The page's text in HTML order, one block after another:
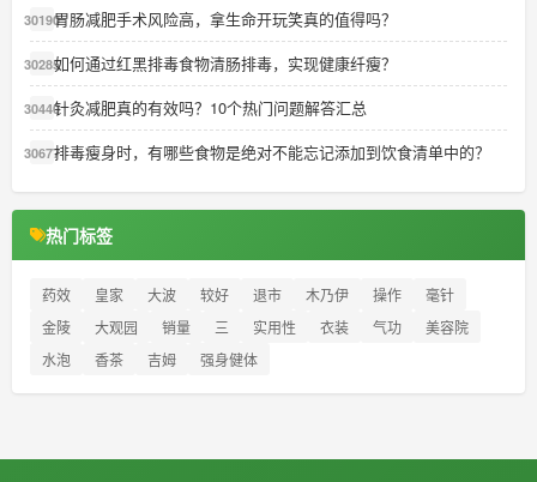
30190胃肠减肥手术风险高，拿生命开玩笑真的值得吗？
30285如何通过红黑排毒食物清肠排毒，实现健康纤瘦？
30440针灸减肥真的有效吗？10个热门问题解答汇总
30677排毒瘦身时，有哪些食物是绝对不能忘记添加到饮食清单中的？
热门标签
药效 皇家 大波 较好 退市 木乃伊 操作
毫针
金陵
大观园 销量 三 实用性 衣装 气功
美容院
水泡
香茶 吉姆 强身健体